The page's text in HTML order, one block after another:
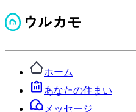
ホーム
あなたの住まい
メッセージ